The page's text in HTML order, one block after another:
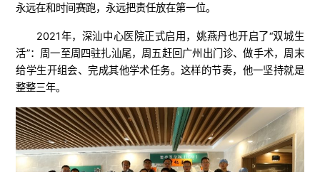
永远在和时间赛跑，永远把责任放在第一位。
2021年，深汕中心医院正式启用，姚燕丹也开启了“双城生
活”：周一至周四驻扎汕尾，周五赶回广州出门诊、做手术，周末
给学生开组会、完成其他学术任务。这样的节奏，他一坚持就是
整整三年。